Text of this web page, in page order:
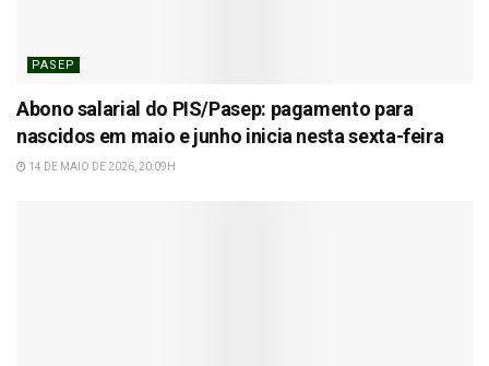
PASEP
Abono salarial do PIS/Pasep: pagamento para
nascidos em maio e junho inicia nesta sexta-feira
14 DE MAIO DE 2026, 20:09H